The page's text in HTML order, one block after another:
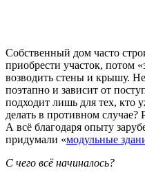
Собственный дом часто
приобрести участок, потом
возводить стены и крышу.
поэтапно и зависит от
подходит лишь для тех, кто
делать в противном
А всё благодаря опыту
придумали «модульные
С чего всё начиналось?